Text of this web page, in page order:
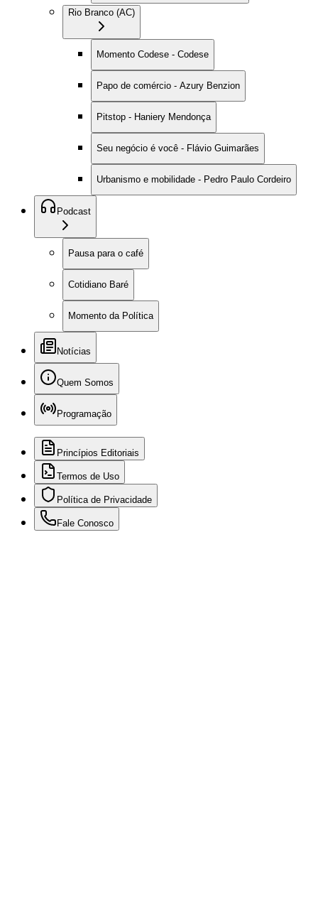
Rio Branco (AC)
Momento Codese - Codese
Papo de comércio - Azury Benzion
Pitstop - Haniery Mendonça
Seu negócio é você - Flávio Guimarães
Urbanismo e mobilidade - Pedro Paulo Cordeiro
Podcast
Pausa para o café
Cotidiano Baré
Momento da Política
Notícias
Quem Somos
Programação
Princípios Editoriais
Termos de Uso
Política de Privacidade
Fale Conosco